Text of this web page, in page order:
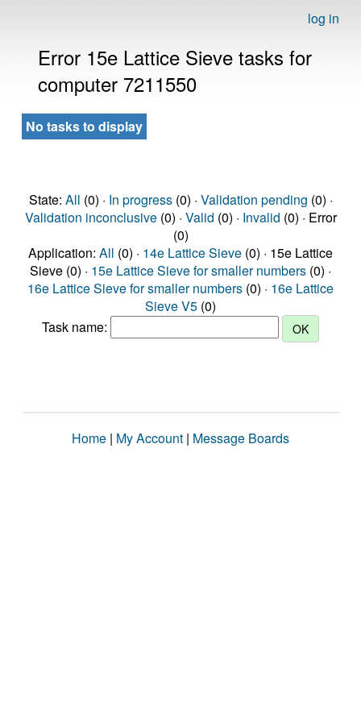
log in
Error 15e Lattice Sieve tasks for
computer 7211550
No tasks to display
State: All (0) · In progress(0) · Validation pending (0) ·
Validation inconclusive(0) · Valid (0) · Invalid (0) · Error
(0)
Application: All (0) · 14e Lattice Sieve (0) · 15e Lattice
Sieve (0) · 15e Lattice Sieve for smaller numbers (0) ·
16e Lattice Sieve for smaller numbers (0) · 16e Lattice
Sieve V5 (0)
Task name:
Home | My Account | Message Boards